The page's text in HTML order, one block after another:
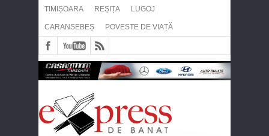
TIMIȘOARA REȘIȚA LUGOJ
CARANSEBEȘ POVESTE DE VIAȚĂ